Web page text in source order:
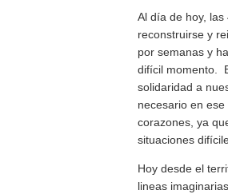
Al día de hoy,
reconstruirse y
por semanas y
difícil momento.
solidaridad a
necesario en
corazones, ya
situaciones
Hoy desde el
lineas